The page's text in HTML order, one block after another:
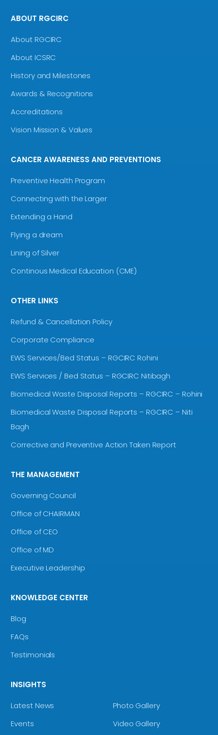
ABOUT RGCIRC
About RGCIRC
About ICSRC
History and Milestones
Awards & Recognitions
Accreditations
Vision Mission & Values
CANCER AWARENESS AND PREVENTIONS
Preventive Health Program
Connecting with the Larger
Extending a Hand
Flying a dream
Lining of Silver
Continous Medical Education (CME)
OTHER LINKS
Refund & Cancellation Policy
Corporate Compliance
EWS Services/Bed Status – RGCIRC Rohini
EWS Services / Bed Status – RGCIRC Nitibagh
Biomedical Waste Disposal Reports – RGCIRC – Rohini
Biomedical Waste Disposal Reports – RGCIRC – Niti
Bagh
Corrective and Preventive Action Taken Report
THE MANAGEMENT
Governing Council
Office of CHAIRMAN
Office of CEO
Office of MD
Executive Leadership
KNOWLEDGE CENTER
Blog
FAQs
Testimonials
INSIGHTS
Latest News
Events
Photo Gallery
Video Gallery